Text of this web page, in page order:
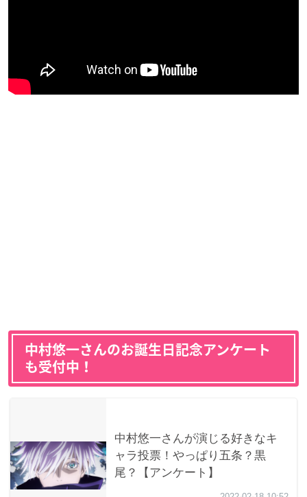
中村悠一さんのお誕生日記念アンケート
も受付中！